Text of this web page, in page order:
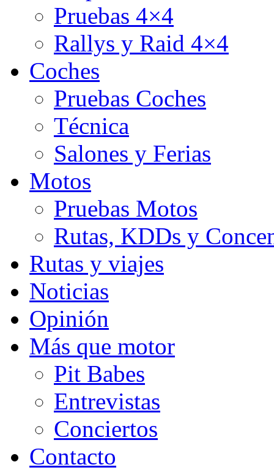
Pruebas 4×4
Rallys y Raid 4×4
Coches
Pruebas Coches
Técnica
Salones y Ferias
Motos
Pruebas Motos
Rutas, KDDs y
Rutas y viajes
Noticias
Opinión
Más que motor
Pit Babes
Entrevistas
Conciertos
Contacto